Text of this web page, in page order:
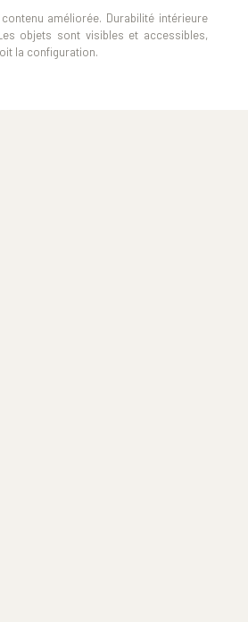
améliorée. Durabilité intérieure
objets sont visibles et accessibles,
la configuration.